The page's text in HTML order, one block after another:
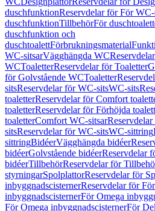
duschfunktionReservdelar för För WC-
duschfunktionTillbehörFör
duschfunktion och
duschtoalettFörbrukningsmaterial
WC-sitsarVägghängda WC
WCToaletterReservdelar för Toaletter
för Golvstående WCToaletter
sitsReservdelar för WC-sitsWC-sits
toaletterReservdelar för Comfort
toaletterReservdelar för Förhöjda
toaletterComfort WC-sitsar
sitsReservdelar för WC-sitsWC-sittring
sittringBidéerVägghängda bidéer
bidéerGolvstående bidéerReservdelar
bidéerTillbehörReservdelar för
styrningarSpolplattorReservdelar för
inbyggnadscisternerReservdelar för
inbyggnadscisternerFör Omega
För Omega inbyggnadscisternerFör